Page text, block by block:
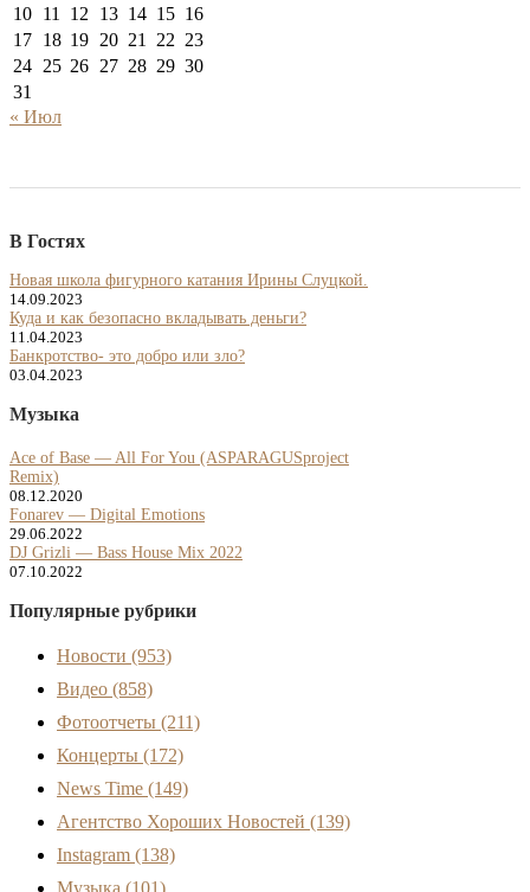
10 11 12 13 14 15 16
17 18 19 20 21 22 23
24 25 26 27 28 29 30
31
« Июл
В Гостях
Новая школа фигурного катания Ирины Слуцкой.
14.09.2023
Куда и как безопасно вкладывать деньги?
11.04.2023
Банкротство- это добро или зло?
03.04.2023
Музыка
Ace of Base — All For You (ASPARAGUSproject
Remix)
08.12.2020
Fonarev — Digital Emotions
29.06.2022
DJ Grizli — Bass House Mix 2022
07.10.2022
Популярные рубрики
Новости (953)
Видео (858)
Фотоотчеты (211)
Концерты (172)
News Time (149)
Агентство Хороших Новостей (139)
Instagram (138)